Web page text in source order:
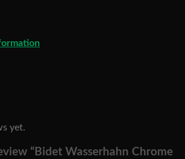
yet.
“Bidet Wasserhahn Chrome